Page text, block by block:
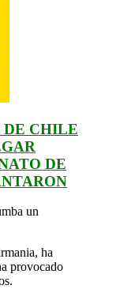
DE CHILE
DE
un
ha
provocado